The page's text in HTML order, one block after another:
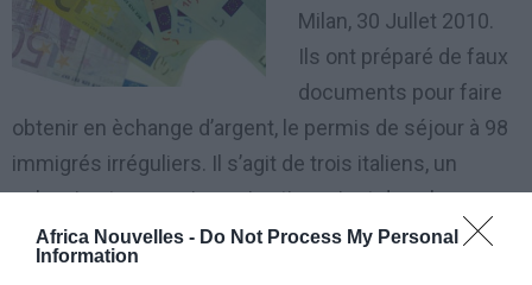
Africa Nouvelles - Do Not Process My Personal
Information
Milan, 30 Jullet 2010.
Ils ont préparé de faux
documents pour faire
obtenir en èchange d’argent, le permis de séjour à 98
immigrés irréguliers. Il s’agit de trois italiens, un
polonais et marocaine qui actionnaient dans les
provinces de Milan, de Brescia et de Verona. Les cinq
ont été arrêtés par les gendarmes de Vobarno dans le